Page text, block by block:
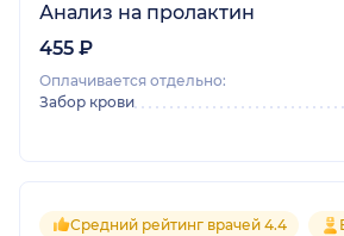
Анализ на пролактин
455 ₽
Оплачивается отдельно:
Забор крови
Средний рейтинг врачей 4.4